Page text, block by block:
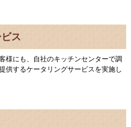
ス
様にも、自社のキッチンセンターで調
供するケータリングサービスを実施し